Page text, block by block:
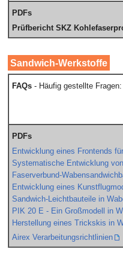
PDFs
Prüfbericht SKZ
Sandwich-Werkstoffe
FAQs - Häufig gestellte Fragen:
PDFs
Entwicklung eines Frontends
Systematische Entwicklung
Faserverbund-
Entwicklung eines
Sandwich-Leichtbauteile in
PIK 20 E - Ein Großmodell in
Herstellung eines Trickskis in
Airex Verarbeitungsrichtlinien